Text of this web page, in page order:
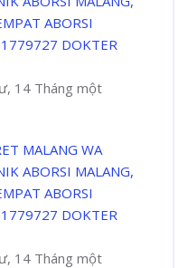
ABORSI
DOKTER
14 Tháng một
MALANG WA
ABORSI MALANG,
ABORSI
DOKTER
14 Tháng một